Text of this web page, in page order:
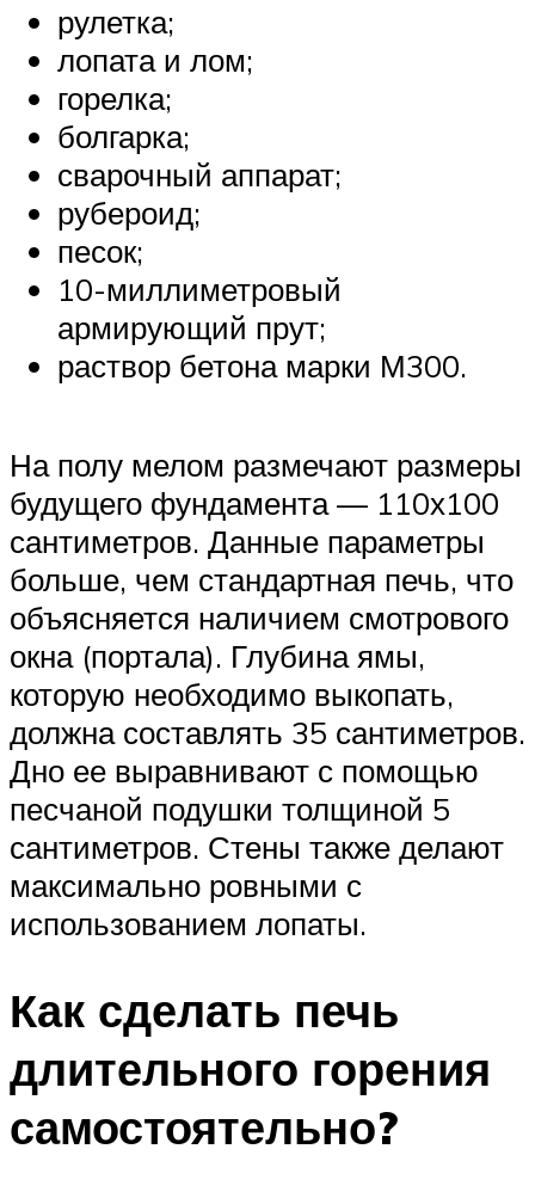
рулетка;
лопата и лом;
горелка;
болгарка;
сварочный аппарат;
рубероид;
песок;
10-миллиметровый
армирующий прут;
раствор бетона марки М300.
На полу мелом размечают размеры
будущего фундамента — 110х100
сантиметров. Данные параметры
больше, чем стандартная печь, что
объясняется наличием смотрового
окна (портала). Глубина ямы,
которую необходимо выкопать,
должна составлять 35 сантиметров.
Дно ее выравнивают с помощью
песчаной подушки толщиной 5
сантиметров. Стены также делают
максимально ровными с
использованием лопаты.
Как сделать печь
длительного горения
самостоятельно?